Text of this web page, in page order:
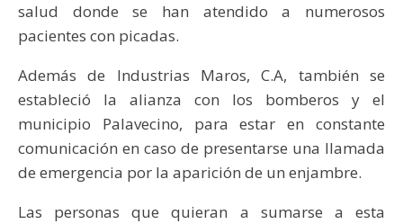
salud donde se han atendido a numerosos
pacientes con picadas.
Además de Industrias Maros, C.A, también se
estableció la alianza con los bomberos y el
municipio Palavecino, para estar en constante
comunicación en caso de presentarse una llamada
de emergencia por la aparición de un enjambre.
Las personas que quieran a sumarse a esta